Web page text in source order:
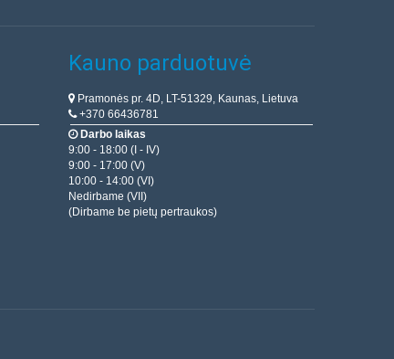
Kauno parduotuvė
Pramonės pr. 4D, LT-51329, Kaunas, Lietuva
+370 66436781
Darbo laikas
9:00 - 18:00 (I - IV)
9:00 - 17:00 (V)
10:00 - 14:00 (VI)
Nedirbame (VII)
(Dirbame be pietų pertraukos)